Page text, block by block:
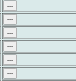
---
---
---
---
---
---